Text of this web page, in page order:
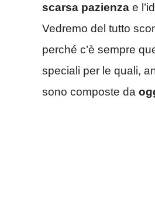
scarsa pazienza e
Vedremo del tutto
perché c’è sempre
speciali per le quali,
sono composte da